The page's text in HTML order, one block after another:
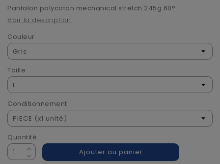
Pantalon polycoton mechanical stretch 245g 60°
Voir la description
Couleur
Taille
Conditionnement
Quantité
Ajouter au panier